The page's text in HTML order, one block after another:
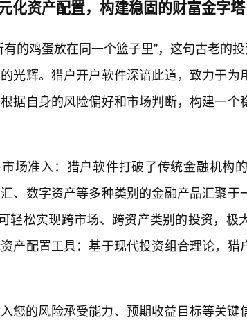
化资产配置，构建稳固的财富金字塔
有的鸡蛋放在同一个篮子里”，这句古老的
光辉。猎户开户软件深谙此道，致力于为
据自身的风险偏好和市场判断，构建一
场准入：猎户软件打破了传统金融机构
、数字资产等多种类别的金融产品汇聚于
轻松实现跨市场、跨资产类别的投资，极
产配置工具：基于现代投资组合理论，猎
您的风险承受能力、预期收益目标等关键